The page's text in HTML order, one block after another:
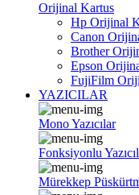
Orijinal Kartus
Hp Orijinal
Canon
Brother
Epson
FujiFilm
YAZICILAR
Mono Yazıcılar
Fonksiyonlu
Mürekkep